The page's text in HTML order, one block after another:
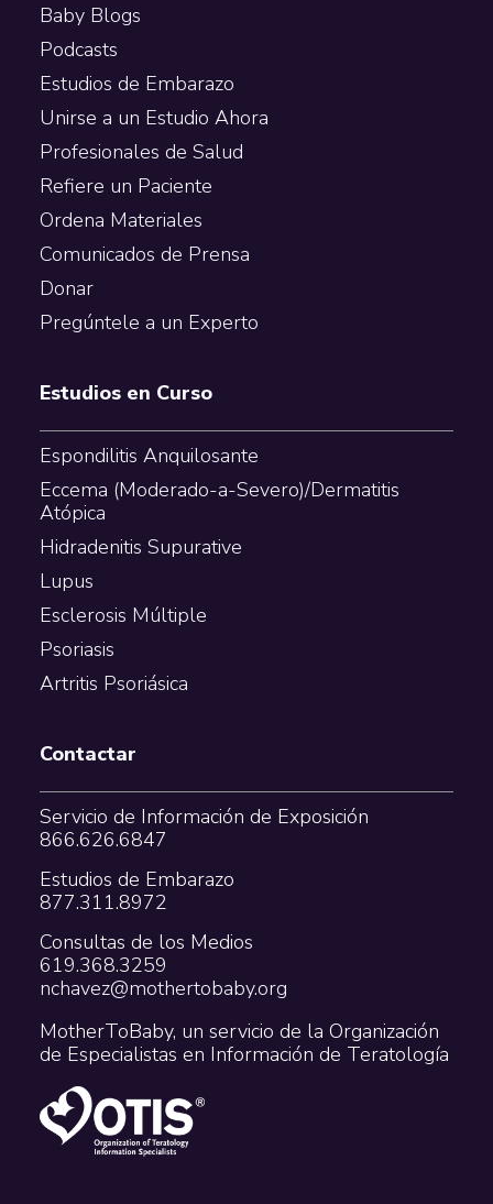
Baby Blogs
Podcasts
Estudios de Embarazo
Unirse a un Estudio Ahora
Profesionales de Salud
Refiere un Paciente
Ordena Materiales
Comunicados de Prensa
Donar
Pregúntele a un Experto
Estudios en Curso
Espondilitis Anquilosante
Eccema (Moderado-a-Severo)/Dermatitis
Atópica
Hidradenitis Supurative
Lupus
Esclerosis Múltiple
Psoriasis
Artritis Psoriásica
Contactar
Servicio de Información de Exposición
866.626.6847
Estudios de Embarazo
877.311.8972
Consultas de los Medios
619.368.3259
nchavez@mothertobaby.org
MotherToBaby, un servicio de la Organización
de Especialistas en Información de Teratología